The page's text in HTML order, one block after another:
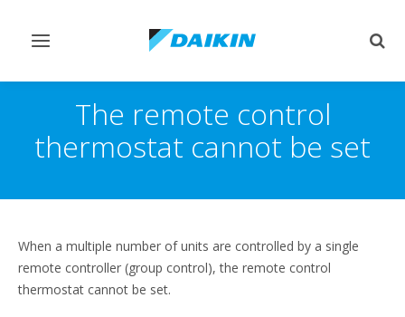
Переключить
The remote control
thermostat cannot be set
When a multiple number of units are controlled by a single
remote controller (group control), the remote control
thermostat cannot be set.